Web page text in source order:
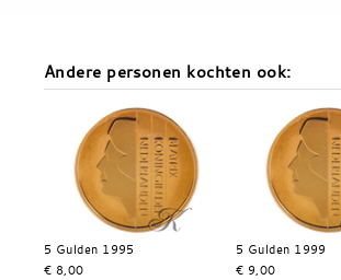
Andere personen kochten ook:
5 Gulden 1995
€ 8,00
5 Gulden 1999
€ 9,00